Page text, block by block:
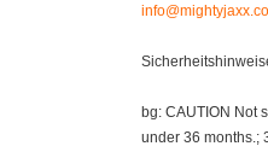
bg: CAUTION Not
under 36 months.;